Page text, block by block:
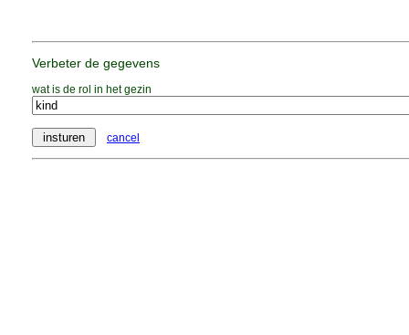
Verbeter de gegevens
wat is de rol in het gezin
cancel